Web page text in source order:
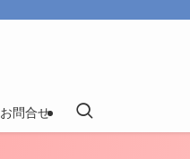
お問合せ